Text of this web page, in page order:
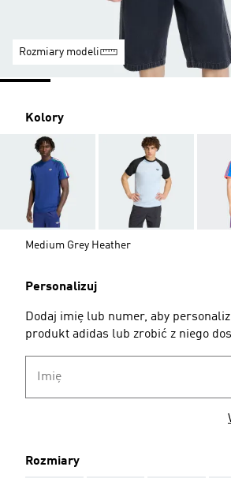
Rozmiary modeli
Kolory
Medium Grey Heather
Personalizuj
Dodaj imię lub numer, aby
produkt adidas lub zrobić z niego
Imię
Rozmiary